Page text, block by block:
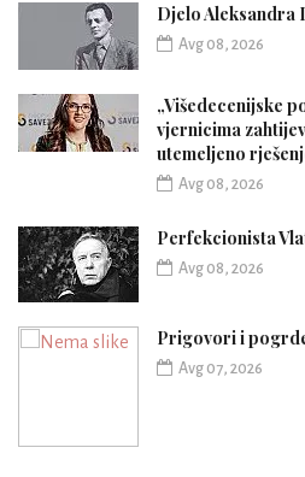
Djelo Aleksandra
Avg 08, 2026
„Višedecenijske
vjernicima
utemeljeno
Avg 08, 2026
Perfekcionista
Avg 08, 2026
Prigovori i
Avg 07, 2026